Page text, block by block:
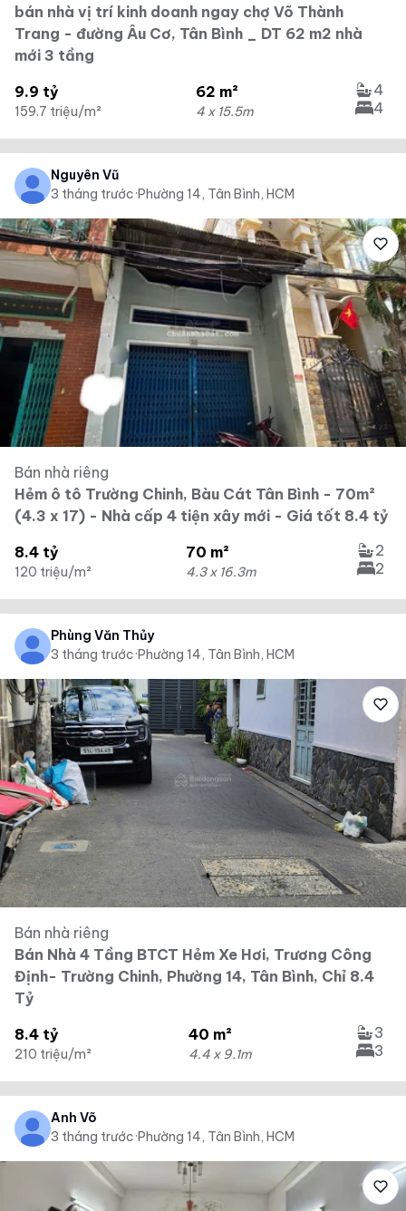
bán nhà vị trí kinh doanh ngay chợ Võ Thành
Trang - đường Âu Cơ, Tân Bình _ DT 62 m2 nhà
mới 3 tầng
9.9 tỷ
159.7 triệu/m²
62 m²
4 x 15.5m
4
4
Nguyên Vũ
3 tháng trước·Phường 14, Tân Bình, HCM
Bán nhà riêng
Hẻm ô tô Trường Chinh, Bàu Cát Tân Bình - 70m²
(4.3 x 17) - Nhà cấp 4 tiện xây mới - Giá tốt 8.4 tỷ
8.4 tỷ
120 triệu/m²
70 m²
4.3 x 16.3m
2
2
Phùng Văn Thủy
3 tháng trước·Phường 14, Tân Bình, HCM
Bán nhà riêng
Bán Nhà 4 Tầng BTCT Hẻm Xe Hơi, Trương Công
Định- Trường Chinh, Phường 14, Tân Bình, Chỉ 8.4
Tỷ
8.4 tỷ
210 triệu/m²
40 m²
4.4 x 9.1m
3
3
Anh Võ
3 tháng trước·Phường 14, Tân Bình, HCM